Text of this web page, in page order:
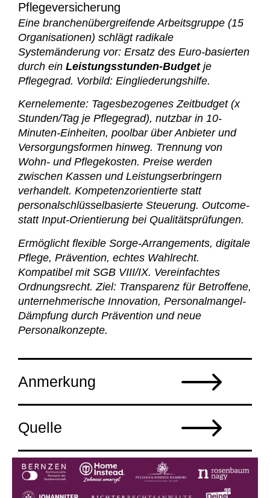
Pflegeversicherung
Eine branchenübergreifende Arbeitsgruppe (15
Organisationen) schlägt radikale
Systemänderung vor: Ersatz des Euro-basierten
durch ein Leistungsstunden-Budgetje
Pflegegrad. Vorbild: Eingliederungshilfe.
Kernelemente: Tagesbezogenes Zeitbudget (x
Stunden/Tag je Pflegegrad), nutzbar in 10-
Minuten-Einheiten, poolbar über Anbieter und
Versorgungsformen hinweg. Trennung von
Wohn- und Pflegekosten. Preise werden
zwischen Kassen und Leistungserbringern
verhandelt. Kompetenzorientierte statt
personalschlüsselbasierte Steuerung. Outcome-
statt Input-Orientierung bei Qualitätsprüfungen.
Ermöglicht flexible Sorge-Arrangements, digitale
Pflege, Prävention, echtes Wahlrecht.
Kompatibel mit SGB VIII/IX. Vereinfachtes
Ordnungsrecht. Ziel: Transparenz für Betroffene,
unternehmerische Innovation, Personalmangel-
Dämpfung durch Prävention und neue
Personalkonzepte.
Anmerkung
Quelle